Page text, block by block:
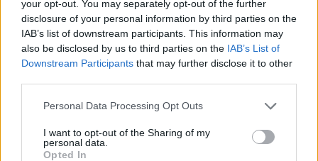
your opt-out. You may separately opt-out of the further
disclosure of your personal information by third parties on the
IAB’s list of downstream participants. This information may
also be disclosed by us to third parties on the IAB’s List of
Downstream Participants that may further disclose it to other
Personal Data Processing Opt Outs
I want to opt-out of the Sharing of my
personal data.
Opted In